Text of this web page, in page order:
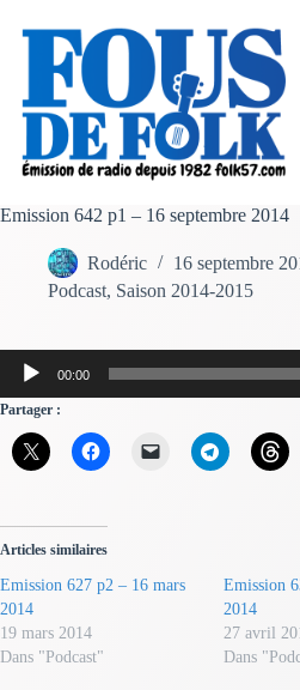
Emission 642 p1 – 16 septembre 2014
Rodéric
16 septembre
Podcast, Saison 2014-2015
Lecteur
audio
00:00
Partager :
Articles similaires
Emission 627 p2 – 16 mars
2014
19 mars 2014
Dans "Podcast"
Emission
2014
27 avril
Dans